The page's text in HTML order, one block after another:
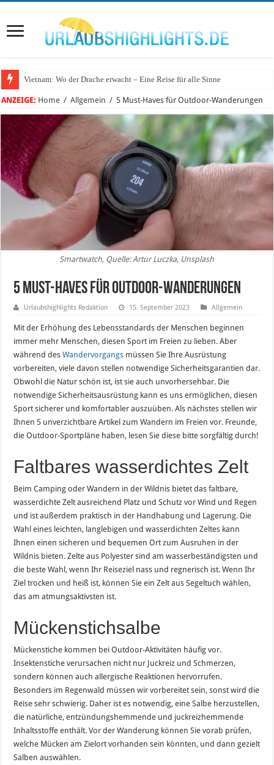
Vietnam: Wo der Drache erwacht – Eine Reise für alle Sinne
Wo lohnt sich Urlaub auf dem Wasser in Deutschland?
ANZEIGE: Home / Allgemein / 5 Must-Haves für Outdoor-Wanderungen
Smartwatch, Quelle: Artur Luczka, Unsplash
5 Must-Haves für Outdoor-Wanderungen
Urlaubshighlights Redaktion 15. September 2023 Allgemein
Mit der Erhöhung des Lebensstandards der Menschen beginnen
immer mehr Menschen, diesen Sport im Freien zu lieben. Aber
während desWandervorgangs müssen Sie Ihre Ausrüstung
vorbereiten, viele davon stellen notwendige Sicherheitsgarantien dar.
Obwohl die Natur schön ist, ist sie auch unvorhersehbar. Die
notwendige Sicherheitsausrüstung kann es uns ermöglichen, diesen
Sport sicherer und komfortabler auszuüben. Als nächstes stellen wir
Ihnen 5 unverzichtbare Artikel zum Wandern im Freien vor. Freunde,
die Outdoor-Sportpläne haben, lesen Sie diese bitte sorgfältig durch!
Faltbares wasserdichtes Zelt
Beim Camping oder Wandern in der Wildnis bietet das faltbare,
wasserdichte Zelt ausreichend Platz und Schutz vor Wind und Regen
und ist außerdem praktisch in der Handhabung und Lagerung. Die
Wahl eines leichten, langlebigen und wasserdichten Zeltes kann
Ihnen einen sicheren und bequemen Ort zum Ausruhen in der
Wildnis bieten. Zelte aus Polyester sind am wasserbeständigsten und
die beste Wahl, wenn Ihr Reiseziel nass und regnerisch ist. Wenn Ihr
Ziel trocken und heiß ist, können Sie ein Zelt aus Segeltuch wählen,
das am atmungsaktivsten ist.
Mückenstichsalbe
Mückenstiche kommen bei Outdoor-Aktivitäten häufig vor.
Insektenstiche verursachen nicht nur Juckreiz und Schmerzen,
sondern können auch allergische Reaktionen hervorrufen.
Besonders im Regenwald müssen wir vorbereitet sein, sonst wird die
Reise sehr schwierig. Daher ist es notwendig, eine Salbe herzustellen,
die natürliche, entzündungshemmende und juckreizhemmende
Inhaltsstoffe enthält. Vor der Wanderung können Sie vorab prüfen,
welche Mücken am Zielort vorhanden sein könnten, und dann gezielt
Salben auswählen.